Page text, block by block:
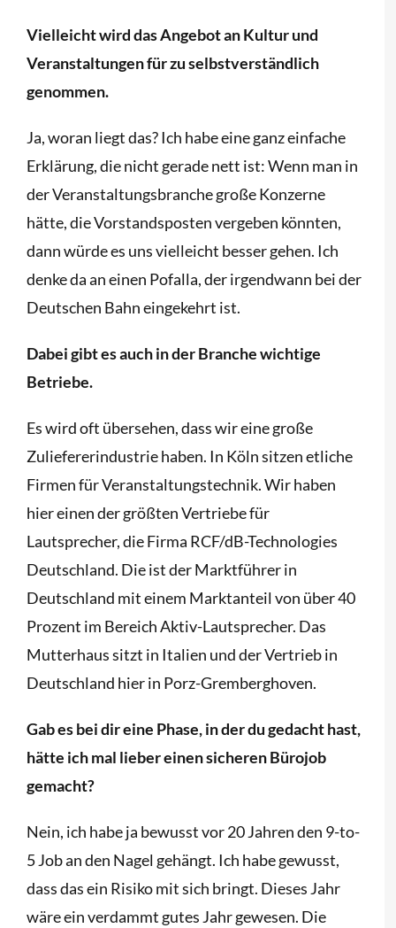
Vielleicht wird das Angebot an Kultur und
Veranstaltungen für zu selbstverständlich
genommen.
Ja, woran liegt das? Ich habe eine ganz einfache
Erklärung, die nicht gerade nett ist: Wenn man in
der Veranstaltungsbranche große Konzerne
hätte, die Vorstandsposten vergeben könnten,
dann würde es uns vielleicht besser gehen. Ich
denke da an einen Pofalla, der irgendwann bei der
Deutschen Bahn eingekehrt ist.
Dabei gibt es auch in der Branche wichtige
Betriebe.
Es wird oft übersehen, dass wir eine große
Zuliefererindustrie haben. In Köln sitzen etliche
Firmen für Veranstaltungstechnik. Wir haben
hier einen der größten Vertriebe für
Lautsprecher, die Firma RCF/dB-Technologies
Deutschland. Die ist der Marktführer in
Deutschland mit einem Marktanteil von über 40
Prozent im Bereich Aktiv-Lautsprecher. Das
Mutterhaus sitzt in Italien und der Vertrieb in
Deutschland hier in Porz-Gremberghoven.
Gab es bei dir eine Phase, in der du gedacht hast,
hätte ich mal lieber einen sicheren Bürojob
gemacht?
Nein, ich habe ja bewusst vor 20 Jahren den 9-to-
5 Job an den Nagel gehängt. Ich habe gewusst,
dass das ein Risiko mit sich bringt. Dieses Jahr
wäre ein verdammt gutes Jahr gewesen. Die